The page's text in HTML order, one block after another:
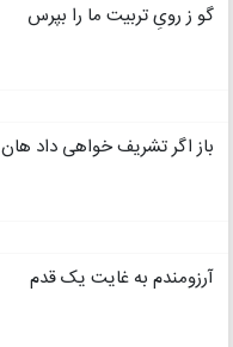
گو ز رویِ تربیت ما را بپرس
باز اگر تشریف خواهی داد هان
آرزومندم به غایت یک قدم